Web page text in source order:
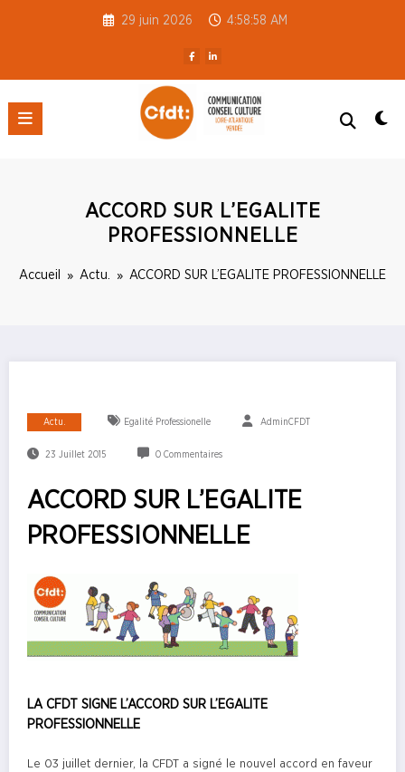
29 juin 2026 4:58:58 AM
ACCORD SUR L’EGALITE
PROFESSIONNELLE
Accueil Actu. ACCORD SUR L’EGALITE PROFESSIONNELLE
Actu. Egalité Professionelle AdminCFDT
23 Juillet 2015 0 Commentaires
ACCORD SUR L’EGALITE
PROFESSIONNELLE
LA CFDT SIGNE L’ACCORD SUR L’EGALITE
PROFESSIONNELLE
Le 03 juillet dernier, la CFDT a signé le nouvel accord en faveur